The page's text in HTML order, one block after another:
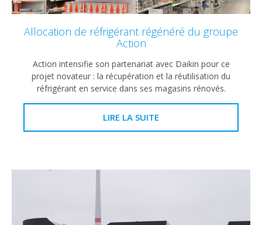
Allocation de réfrigérant régénéré du groupe
Action
Action intensifie son partenariat avec Daikin pour ce
projet novateur : la récupération et la réutilisation du
réfrigérant en service dans ses magasins rénovés.
LIRE LA SUITE